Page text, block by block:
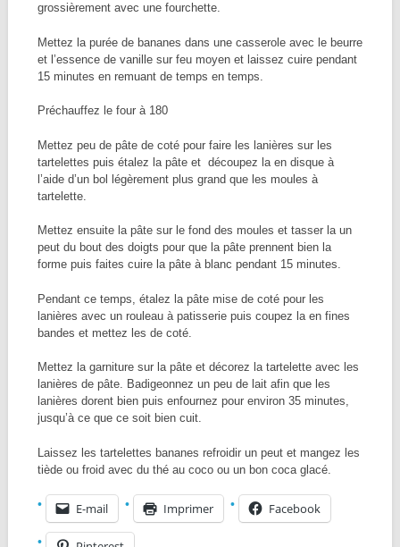
grossièrement avec une fourchette.
Mettez la purée de bananes dans une casserole avec le beurre
et l’essence de vanille sur feu moyen et laissez cuire pendant
15 minutes en remuant de temps en temps.
Préchauffez le four à 180
Mettez peu de pâte de coté pour faire les lanières sur les
tartelettes puis étalez la pâte et découpez la en disque à
l’aide d’un bol légèrement plus grand que les moules à
tartelette.
Mettez ensuite la pâte sur le fond des moules et tasser la un
peut du bout des doigts pour que la pâte prennent bien la
forme puis faites cuire la pâte à blanc pendant 15 minutes.
Pendant ce temps, étalez la pâte mise de coté pour les
lanières avec un rouleau à patisserie puis coupez la en fines
bandes et mettez les de coté.
Mettez la garniture sur la pâte et décorez la tartelette avec les
lanières de pâte. Badigeonnez un peu de lait afin que les
lanières dorent bien puis enfournez pour environ 35 minutes,
jusqu’à ce que ce soit bien cuit.
Laissez les tartelettes bananes refroidir un peut et mangez les
tiède ou froid avec du thé au coco ou un bon coca glacé.
E-mail Imprimer Facebook